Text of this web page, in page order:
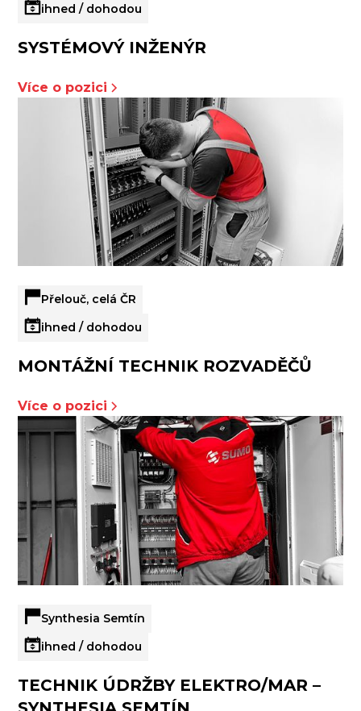
ihned / dohodou
SYSTÉMOVÝ INŽENÝR
Více o pozici
Přelouč, celá ČR
ihned / dohodou
MONTÁŽNÍ TECHNIK ROZVADĚČŮ
Více o pozici
Synthesia Semtín
ihned / dohodou
TECHNIK ÚDRŽBY ELEKTRO/MAR –